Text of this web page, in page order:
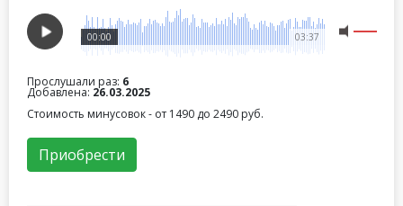
03:37
00:00
Прослушали раз: 6
Добавлена: 26.03.2025
Стоимость минусовок - от 1490 до 2490 руб.
Приобрести